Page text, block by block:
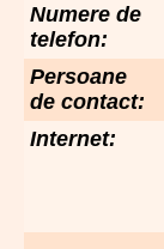
Numere de
telefon:
Persoane
de contact:
Internet: